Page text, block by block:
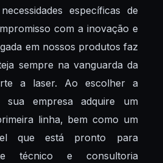
específicas de
com a inovação e
em nossos produtos faz
sempre na vanguarda da
a laser. Ao escolher a
sua empresa adquire um
linha, bem como um
que está pronto para
técnico e consultoria